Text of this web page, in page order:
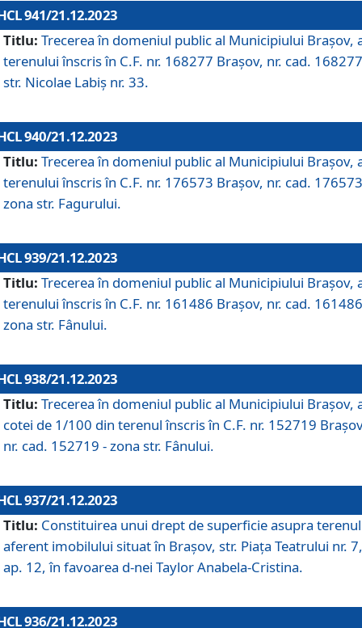
941/21.12.2023
Titlu: Trecerea în domeniul public al Municipiului Braşov,
terenului înscris în C.F. nr. 168277 Brașov, nr. cad.
str. Nicolae Labiș nr. 33.
940/21.12.2023
Titlu: Trecerea în domeniul public al Municipiului Braşov,
terenului înscris în C.F. nr. 176573 Brașov, nr. cad.
zona str. Fagurului.
939/21.12.2023
Titlu: Trecerea în domeniul public al Municipiului Braşov,
terenului înscris în C.F. nr. 161486 Brașov, nr. cad.
zona str. Fânului.
938/21.12.2023
Titlu: Trecerea în domeniul public al Municipiului Braşov,
cotei de 1/100 din terenul înscris în C.F. nr. 152719
nr. cad. 152719 - zona str. Fânului.
937/21.12.2023
Titlu: Constituirea unui drept de superficie asupra
aferent imobilului situat în Brașov, str. Piața Teatrului nr. 7,
ap. 12, în favoarea d-nei Taylor Anabela-Cristina.
936/21.12.2023